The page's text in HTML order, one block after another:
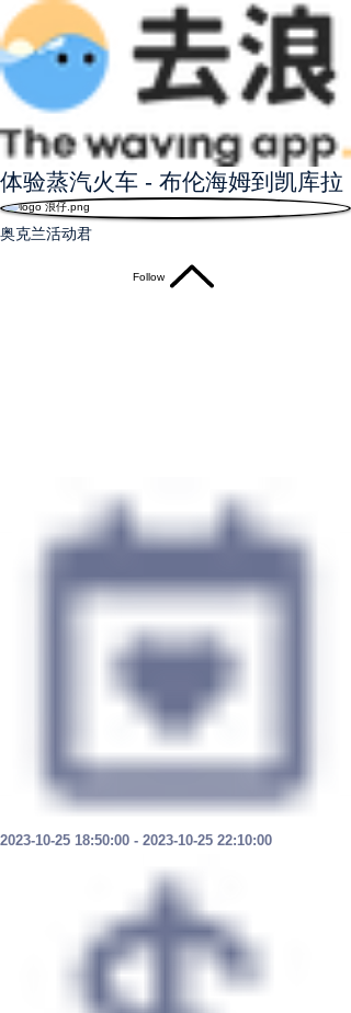
体验蒸汽火车 - 布伦海姆到凯库拉
奥克兰活动君
Follow
2023-10-25 18:50:00 - 2023-10-25 22:10:00